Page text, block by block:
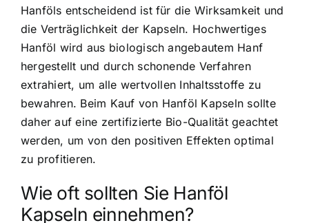
Hanföls entscheidend ist für die Wirksamkeit und
die Verträglichkeit der Kapseln. Hochwertiges
Hanföl wird aus biologisch angebautem Hanf
hergestellt und durch schonende Verfahren
extrahiert, um alle wertvollen Inhaltsstoffe zu
bewahren. Beim Kauf von Hanföl Kapseln sollte
daher auf eine zertifizierte Bio-Qualität geachtet
werden, um von den positiven Effekten optimal
zu profitieren.
Wie oft sollten Sie Hanföl
Kapseln einnehmen?